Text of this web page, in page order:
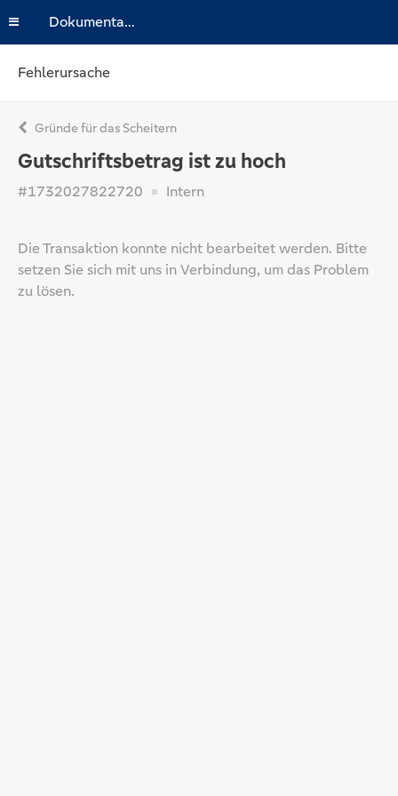
Dokumentation
Fehlerursache
Gründe für das Scheitern
Gutschriftsbetrag ist zu hoch
#1732027822720 Intern
Die Transaktion konnte nicht bearbeitet werden. Bitte
setzen Sie sich mit uns in Verbindung, um das Problem
zu lösen.